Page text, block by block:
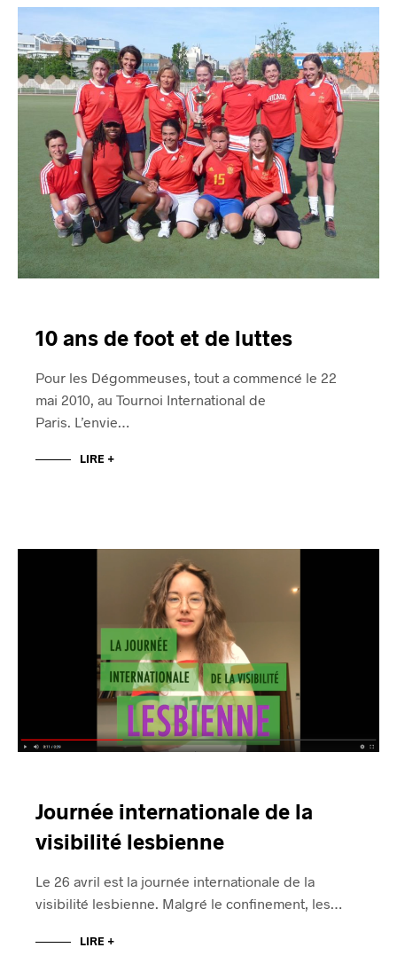
10 ans de foot et de luttes
Pour les Dégommeuses, tout a commencé le 22
mai 2010, au Tournoi International de
Paris. L’envie…
LIRE +
Journée internationale de la
visibilité lesbienne
Le 26 avril est la journée internationale de la
visibilité lesbienne. Malgré le confinement, les…
LIRE +